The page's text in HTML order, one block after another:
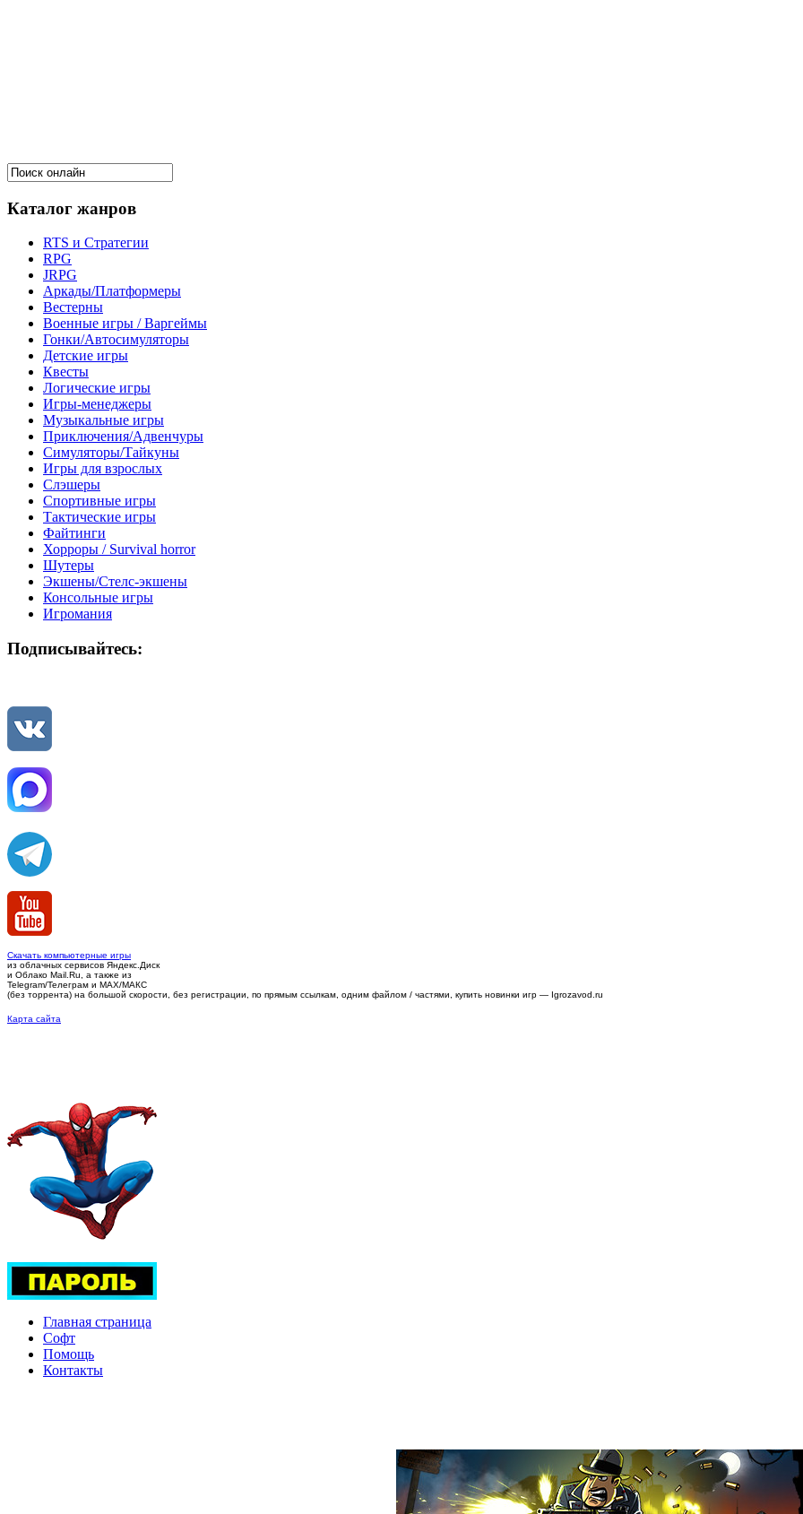
Каталог жанров
RTS и Стратегии
RPG
JRPG
Аркады/Платформеры
Вестерны
Военные игры / Варгеймы
Гонки/Автосимуляторы
Детские игры
Квесты
Логические игры
Игры-менеджеры
Музыкальные игры
Приключения/Адвенчуры
Симуляторы/Тайкуны
Игры для взрослых
Слэшеры
Спортивные игры
Тактические игры
Файтинги
Хорроры / Survival horror
Шутеры
Экшены/Стелс-экшены
Консольные игры
Игромания
Подписывайтесь:
Скачать компьютерные игры
из облачных сервисов Яндекс.Диск
и Облако Mail.Ru, а также из
Telegram/Телеграм и MAX/МАКС
(без торрента) на большой скорости, без регистрации, по прямым ссылкам, одним файлом / частями, купить новинки игр — Igrozavod.ru
Карта сайта
Главная страница
Софт
Помощь
Контакты